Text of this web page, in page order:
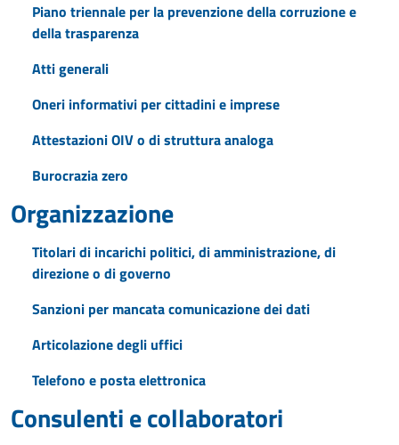
Piano triennale per la prevenzione della corruzione e
della trasparenza
Atti generali
Oneri informativi per cittadini e imprese
Attestazioni OIV o di struttura analoga
Burocrazia zero
Organizzazione
Titolari di incarichi politici, di amministrazione, di
direzione o di governo
Sanzioni per mancata comunicazione dei dati
Articolazione degli uffici
Telefono e posta elettronica
Consulenti e collaboratori